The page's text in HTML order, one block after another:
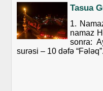
Tasua
1.
namaz
sonra:
surəsi – 10 dəfə